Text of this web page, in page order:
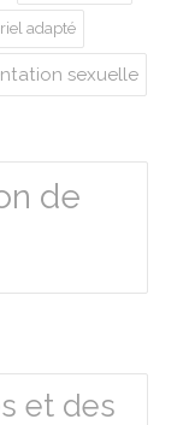
adapté
sexuelle
de
et des